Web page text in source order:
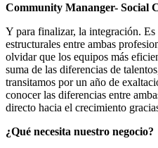
Community Mananger- Social
Y para finalizar, la integración.
estructurales entre ambas
olvidar que los equipos más
suma de las diferencias de
transitamos por un año de
conocer las diferencias entre
directo hacia el crecimiento
¿Qué necesita nuestro negocio?